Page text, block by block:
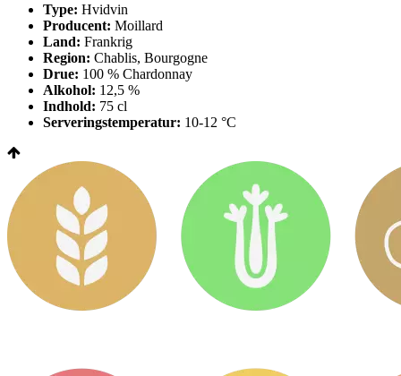
Type: Hvidvin
Producent: Moillard
Land: Frankrig
Region: Chablis, Bourgogne
Drue: 100 % Chardonnay
Alkohol: 12,5 %
Indhold: 75 cl
Serveringstemperatur: 10-12 °C